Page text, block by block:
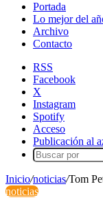
Portada
Lo mejor del
Archivo
Contacto
RSS
Facebook
X
Instagram
Spotify
Acceso
Publicación al
Inicio/noticias/Tom
noticias